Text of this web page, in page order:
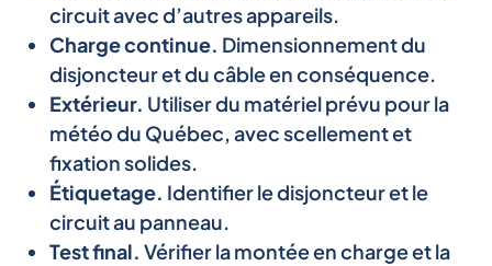
circuit avec d’autres appareils.
Charge continue. Dimensionnement du
disjoncteur et du câble en conséquence.
Extérieur. Utiliser du matériel prévu pour la
météo du Québec, avec scellement et
fixation solides.
Étiquetage. Identifier le disjoncteur et le
circuit au panneau.
Test final. Vérifier la montée en charge et la